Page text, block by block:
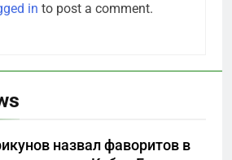
in to post a comment.
назвал фаворитов в